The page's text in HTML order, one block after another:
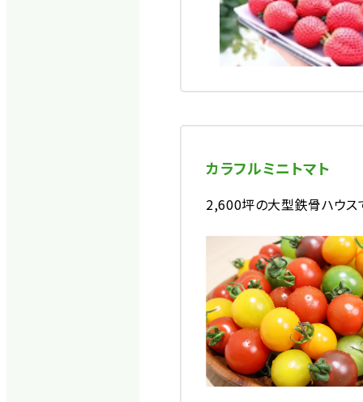
カラフルミニトマト
2,600坪の大型鉄骨ハウス